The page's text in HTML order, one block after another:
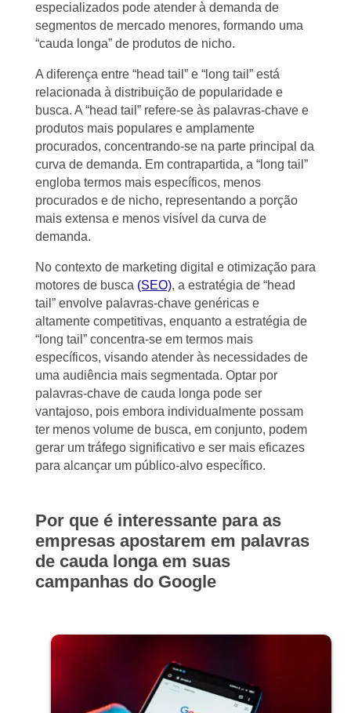
especializados pode atender à demanda de
segmentos de mercado menores, formando uma
“cauda longa” de produtos de nicho.
A diferença entre “head tail” e “long tail” está
relacionada à distribuição de popularidade e
busca. A “head tail” refere-se às palavras-chave e
produtos mais populares e amplamente
procurados, concentrando-se na parte principal da
curva de demanda. Em contrapartida, a “long tail”
engloba termos mais específicos, menos
procurados e de nicho, representando a porção
mais extensa e menos visível da curva de
demanda.
No contexto de marketing digital e otimização para
motores de busca (SEO), a estratégia de “head
tail” envolve palavras-chave genéricas e
altamente competitivas, enquanto a estratégia de
“long tail” concentra-se em termos mais
específicos, visando atender às necessidades de
uma audiência mais segmentada. Optar por
palavras-chave de cauda longa pode ser
vantajoso, pois embora individualmente possam
ter menos volume de busca, em conjunto, podem
gerar um tráfego significativo e ser mais eficazes
para alcançar um público-alvo específico.
Por que é interessante para as
empresas apostarem em palavras
de cauda longa em suas
campanhas do Google